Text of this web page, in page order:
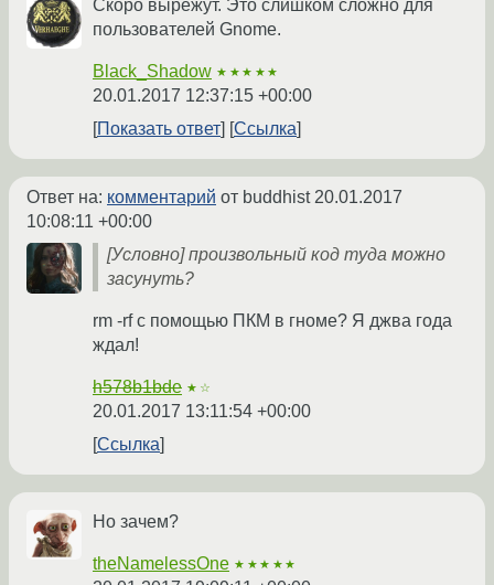
Скоро вырежут. Это слишком сложно для
пользователей Gnome.
Black_Shadow ★★★★★
20.01.2017 12:37:15 +00:00
Показать ответ
Ссылка
Ответ на: комментарий от buddhist20.01.2017
10:08:11 +00:00
[Условно] произвольный код туда можно
засунуть?
rm -rf с помощью ПКМ в гноме? Я джва года
ждал!
h578b1bde ★☆
20.01.2017 13:11:54 +00:00
Ссылка
Но зачем?
theNamelessOne ★★★★★